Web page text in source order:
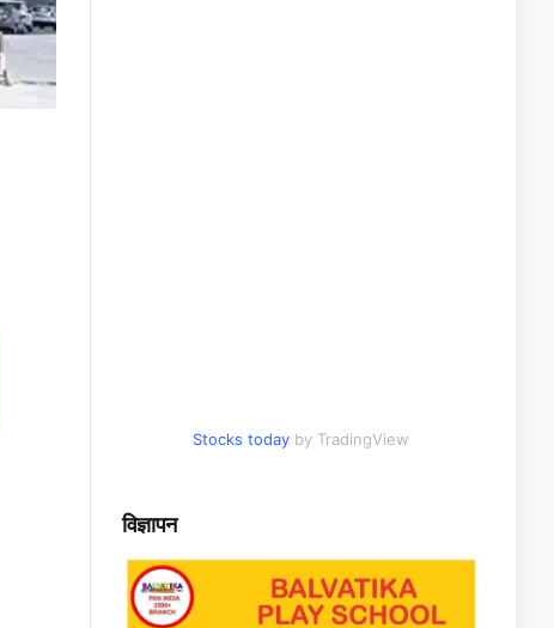
Stocks today by TradingView
विज्ञापन